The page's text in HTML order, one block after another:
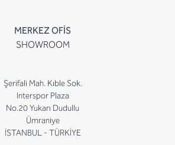
MERKEZ OFİS
SHOWROOM
Şerifali Mah. Kıble Sok.
Interspor Plaza
No.20 Yukarı Dudullu
Ümraniye
İSTANBUL - TÜRKİYE